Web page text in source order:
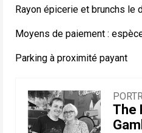
Rayon épicerie et brunchs le
Moyens de paiement :
Parking à proximité payant
The